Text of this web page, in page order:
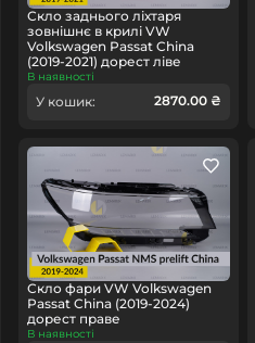
Скло заднього ліхтаря
зовнішнє в крилі VW
Volkswagen Passat China
(2019-2021) дорест ліве
В наявності
У кошик: 2870.00 ₴
Скло фари VW Volkswagen
Passat China (2019-2024)
дорест праве
В наявності